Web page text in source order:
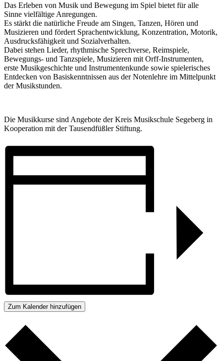
Das Erleben von Musik und Bewegung im Spiel bietet für alle
Sinne vielfältige Anregungen.
Es stärkt die natürliche Freude am Singen, Tanzen, Hören und
Musizieren und fördert Sprachentwicklung, Konzentration, Motorik,
Ausdrucksfähigkeit und Sozialverhalten.
Dabei stehen Lieder, rhythmische Sprechverse, Reimspiele,
Bewegungs- und Tanzspiele, Musizieren mit Orff-Instrumenten,
erste Musikgeschichte und Instrumentenkunde sowie spielerisches
Entdecken von Basiskenntnissen aus der Notenlehre im Mittelpunkt
der Musikstunden.
Die Musikkurse sind Angebote der Kreis Musikschule Segeberg in
Kooperation mit der Tausendfüßler Stiftung.
Zum Kalender hinzufügen